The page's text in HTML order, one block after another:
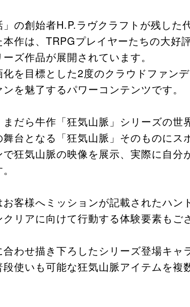
」の創始者H.P.ラヴクラフトが残し
作は、TRPGプレイヤーたちの大好
ズ作品が展開されています。
化を目標とした2度のクラウドファン
を魅了するパワーコンテンツです。
だら牛作「狂気山脈」シリーズの世
台となる「狂気山脈」そのものに
狂気山脈の映像を展示、実際に自
客様へミッションが記載されたハ
リアに向けて行動する体験要素もご
わせ描き下ろしたシリーズ登場キ
使いも可能な狂気山脈アイテムを複